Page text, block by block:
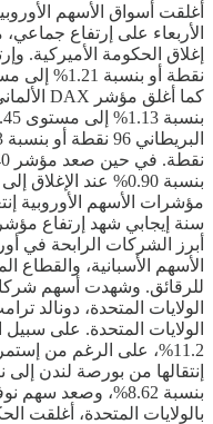
أغلقت أسواق الأسهم
الأربعاء على إرتفاع
مؤشرات الأسهم الأوروبية
أبرز الشركات الرابحة في
للرقائق. وشهدت أسهم
الولايات المتحدة، دونالد
الولايات المتحدة. على سبيل
11.2%، على الرغم من
إنتقالها من بورصة لندن
بالولايات المتحدة، أغلقت